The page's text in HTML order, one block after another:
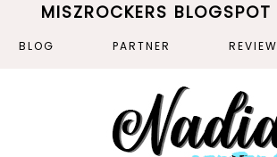
MISZROCKERS BLOGSPOT
BLOG PARTNER REVIEW